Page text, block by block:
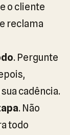
o cliente
reclama
. Pergunte
cadência.
. Não
todo